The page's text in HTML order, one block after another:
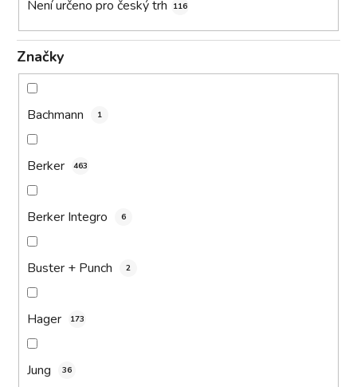
Není určeno pro český trh 116
Značky
Bachmann 1
Berker 463
Berker Integro 6
Buster + Punch 2
Hager 173
Jung 36